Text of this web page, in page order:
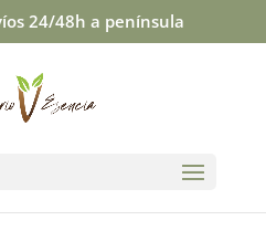
24/48h a península